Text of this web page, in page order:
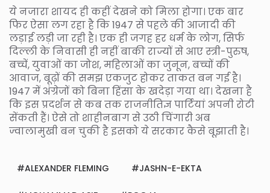
ये नजारा शायद ही कहीं देखने को मिला होगा। एक बार
फिर ऐसा लग रहा है कि 1947 से पहले की आजादी की
लड़ाई लड़ी जा रही है। एक ही जगह हर धर्म के लोग, सिर्फ
दिल्ली के निवासी ही नहीं बाकी राज्यों से आए स्त्री-पुरुष,
बच्चें, युवाओं का जोश, महिलाओं का जुनून, बच्चों की
आवाज, बूढ़ों की समझ एकजुट होकर ताकत बन गई है।
1947 में अंग्रेजों को बिना हिंसा के खदेड़ा गया था। देखना है
कि इस प्रदर्शन से कब तक राजनीतिज्ञ पार्टियां अपनी रोटी
सेंकती हैं। ऐसे तो शाहीनबाग से उठी चिंगारी अब
ज्वालामुखी बन चुकी है इसको ये सरकार कैसे बूझाती है।
ALEXANDER FLEMING JASHN-E-EKTA